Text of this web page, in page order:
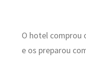
O hotel comprou
e os preparou